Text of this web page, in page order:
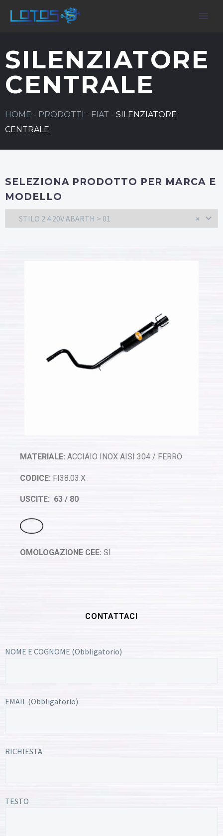
SILENZIATORE
CENTRALE
HOME - PRODOTTI - FIAT - SILENZIATORE
CENTRALE
SELEZIONA PRODOTTO PER MARCA E
MODELLO
×
STILO 2.4 20V ABARTH > 01
MATERIALE: ACCIAIO INOX AISI 304 / FERRO
CODICE: FI38.03.X
USCITE: 63 / 80
OMOLOGAZIONE CEE: SI
CONTATTACI
NOME E COGNOME (Obbligatorio)
EMAIL (Obbligatorio)
RICHIESTA
TESTO